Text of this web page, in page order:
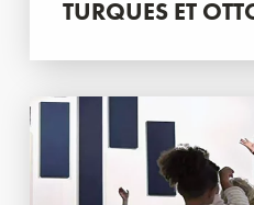
TURQUES ET